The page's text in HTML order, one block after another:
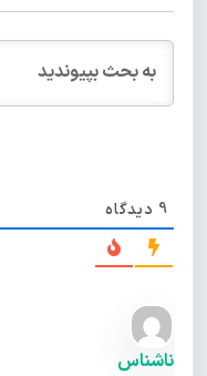
9 دیدگاه
ناشناس